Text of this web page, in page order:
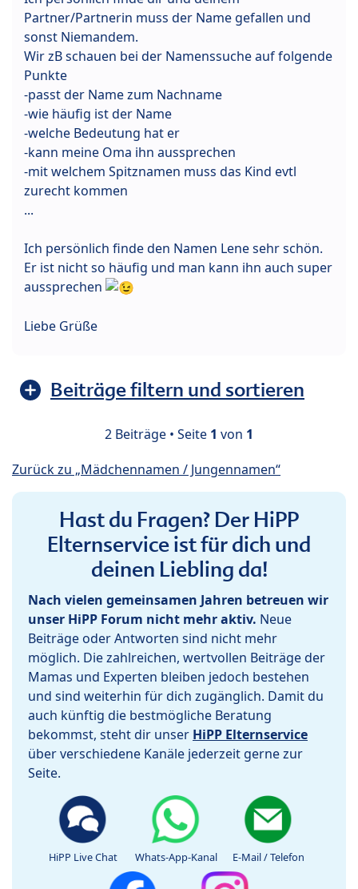
Partner/Partnerin muss der Name gefallen und
sonst Niemandem.
Wir zB schauen bei der Namenssuche auf folgende
Punkte
-passt der Name zum Nachname
-wie häufig ist der Name
-welche Bedeutung hat er
-kann meine Oma ihn aussprechen
-mit welchem Spitznamen muss das Kind evtl
zurecht kommen
...
Ich persönlich finde den Namen Lene sehr schön.
Er ist nicht so häufig und man kann ihn auch super
aussprechen
Liebe Grüße
Beiträge filtern und sortieren
2 Beiträge • Seite 1 von 1
Zurück zu „Mädchennamen / Jungennamen“
Hast du Fragen? Der HiPP
Elternservice ist für dich und
deinen Liebling da!
Nach vielen gemeinsamen Jahren betreuen wir
unser HiPP Forum nicht mehr aktiv. Neue
Beiträge oder Antworten sind nicht mehr
möglich. Die zahlreichen, wertvollen Beiträge der
Mamas und Experten bleiben jedoch bestehen
und sind weiterhin für dich zugänglich. Damit du
auch künftig die bestmögliche Beratung
bekommst, steht dir unser HiPP Elternservice
über verschiedene Kanäle jederzeit gerne zur
Seite.
HiPP Live Chat Whats-App-Kanal E-Mail / Telefon